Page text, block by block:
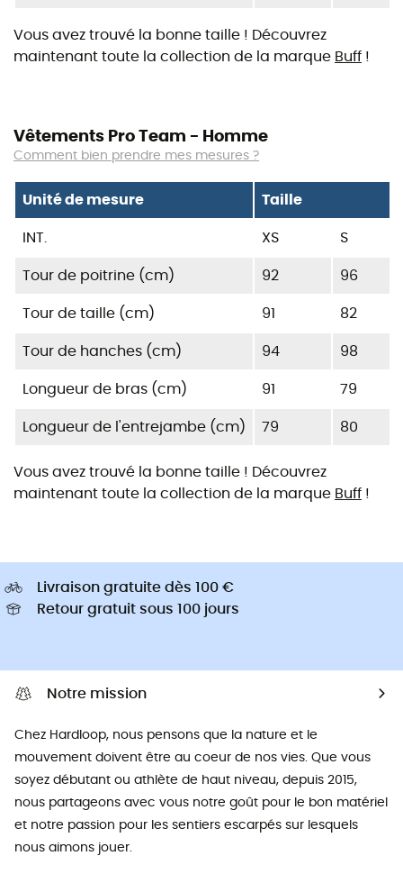
Vous avez trouvé la bonne taille ! Découvrez
maintenant toute la collection de la marque Buff !
Vêtements Pro Team - Homme
Comment bien prendre mes mesures ?
Unité de mesure Taille
INT. XS S
Tour de poitrine (cm) 92 96
Tour de taille (cm) 91 82
Tour de hanches (cm) 94 98
Longueur de bras (cm) 91 79
Longueur de l'entrejambe (cm) 79 80
Vous avez trouvé la bonne taille ! Découvrez
maintenant toute la collection de la marque Buff !
Livraison gratuite dès 100 €
Retour gratuit sous 100 jours
Notre mission
Chez Hardloop, nous pensons que la nature et le
mouvement doivent être au coeur de nos vies. Que vous
soyez débutant ou athlète de haut niveau, depuis 2015,
nous partageons avec vous notre goût pour le bon matériel
et notre passion pour les sentiers escarpés sur lesquels
nous aimons jouer.